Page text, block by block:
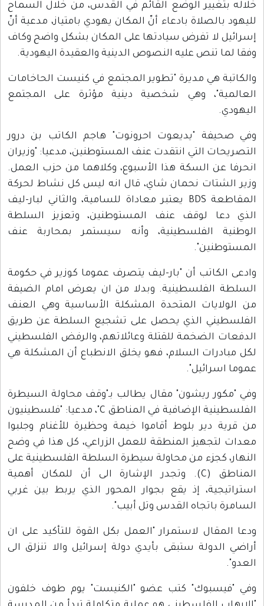
خلاله بتغيير الوضع القائم في القدس، من خلال السماح
لليهود بالصلاة بادعاء أنّ المكان يهودي بامتياز، مدعية أنّ
إسرائيل لا تفرض سيادتها على المكان بشكل واضح وكاف
وفقا لما تنص عليه النصوص الدينية والعقيدة اليهودية.
والكاتبة هي مديرة "تطوير المجتمع في كنيست الحاخامات
العالمية"، وهي شخصية دينية مؤثرة على المجتمع
اليهودي.
وفي صحيفة "يديعوت احرونوت" هاجم الكاتب بن درور
التصريحات التي انتقدت عنف المستوطنين، مدعيا: "وزيران
انحرفا عن السكة هذا الأسبوع، وكلاهما من حزب العمل.
وزير الشتات نحمان شاي، قال انه ليس كل نشاط لحركة
المقاطعة BDS يعتبر معاداة للسامية، والثاني لبار-ليف
الذي دعا لوقف عنف المستوطنين، وتعزيز السلطة
الوطنية الفلسطينية، وأنه سيستمر بمحاربة عنف
المستوطنين".
وادعى الكاتب أن "بار-ليف يتصرف عموما كوزير في حكومة
السلطة الفلسطينية. وبدلا من ان يعرض امام الضيفة
من الولايات المتحدة المشكلة الأساسية وهي العنف
الفلسطيني الذي يحصل على تشجيع السلطة عن طريق
الدفعات الضخمة للقتلة وعائلاتهم، والرفض الفلسطيني
لكل مبادرات السلام، فهو يخلق الانطباع أن المشكلة هي
عموما اسرائيل".
وفي "مكور ريشون" مقال يطالب بـ"وقف محاولة السيطرة
الفلسطينية الإضافية في المناطق C"، مدعيا: "فلسطينيون
من قرية دير بلوط أقاموا خيمة وحظيرة للأغنام وجلبوا
معدات لتجهيز المنطقة للعمل الزراعي، كل هذا في وضح
النهار، كجزء من محاولة سيطرة السلطة الفلسطينية على
المناطق (C). وتجدر الإشارة الى أن للمكان أهمية
استراتيجية، إذ يقع بجوار المحور الذي يربط بين غربي
السامرة باتجاه القدس وتل أبيب".
ودعا المقال لاستمرار "العمل بكل القوة للتأكيد على ان
أراضي الدولة ستبقى بأيدي دولة إسرائيل والا تنزلق الى
العدو".
وفي "فيسبوك" كتب عضو "الكنيست" يوم طوف خلفون